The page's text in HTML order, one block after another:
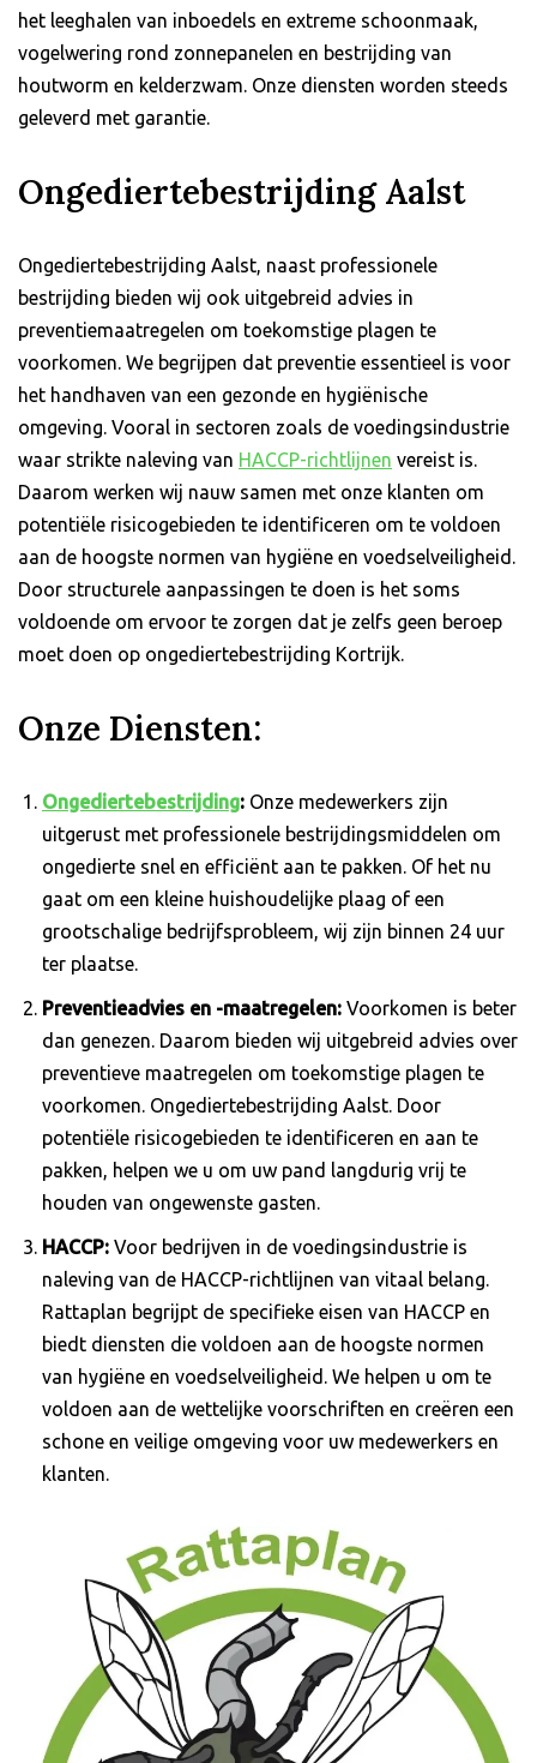
het leeghalen van inboedels en extreme schoonmaak,
vogelwering rond zonnepanelen en bestrijding van
houtworm en kelderzwam. Onze diensten worden steeds
geleverd met garantie.
Ongediertebestrijding Aalst
Ongediertebestrijding Aalst, naast professionele
bestrijding bieden wij ook uitgebreid advies in
preventiemaatregelen om toekomstige plagen te
voorkomen. We begrijpen dat preventie essentieel is voor
het handhaven van een gezonde en hygiënische
omgeving. Vooral in sectoren zoals de voedingsindustrie
waar strikte naleving van HACCP-richtlijnen vereist is.
Daarom werken wij nauw samen met onze klanten om
potentiële risicogebieden te identificeren om te voldoen
aan de hoogste normen van hygiëne en voedselveiligheid.
Door structurele aanpassingen te doen is het soms
voldoende om ervoor te zorgen dat je zelfs geen beroep
moet doen op ongediertebestrijding Kortrijk.
Onze Diensten:
Ongediertebestrijding: Onze medewerkers zijn
uitgerust met professionele bestrijdingsmiddelen om
ongedierte snel en efficiënt aan te pakken. Of het nu
gaat om een ​​kleine huishoudelijke plaag of een
grootschalige bedrijfsprobleem, wij zijn binnen 24 uur
ter plaatse.
Preventieadvies en -maatregelen: Voorkomen is beter
dan genezen. Daarom bieden wij uitgebreid advies over
preventieve maatregelen om toekomstige plagen te
voorkomen. Ongediertebestrijding Aalst. Door
potentiële risicogebieden te identificeren en aan te
pakken, helpen we u om uw pand langdurig vrij te
houden van ongewenste gasten.
HACCP: Voor bedrijven in de voedingsindustrie is
naleving van de HACCP-richtlijnen van vitaal belang.
Rattaplan begrijpt de specifieke eisen van HACCP en
biedt diensten die voldoen aan de hoogste normen
van hygiëne en voedselveiligheid. We helpen u om te
voldoen aan de wettelijke voorschriften en creëren een
schone en veilige omgeving voor uw medewerkers en
klanten.